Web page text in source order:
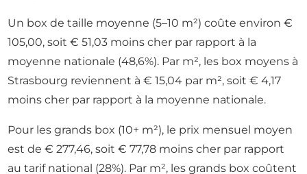
Un box de taille moyenne (5–10 m²) coûte environ €
105,00, soit € 51,03 moins cher par rapport à la
moyenne nationale (48,6%). Par m², les box moyens à
Strasbourg reviennent à € 15,04 par m², soit € 4,17
moins cher par rapport à la moyenne nationale.
Pour les grands box (10+ m²), le prix mensuel moyen
est de € 277,46, soit € 77,78 moins cher par rapport
au tarif national (28%). Par m², les grands box coûtent